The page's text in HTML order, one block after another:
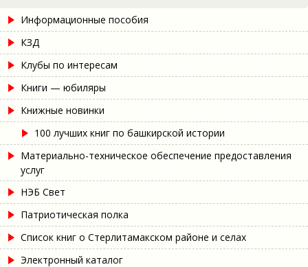
Информационные пособия
КЗД
Клубы по интересам
Книги — юбиляры
Книжные новинки
100 лучших книг по башкирской истории
Материально-техническое обеспечение предоставления
услуг
НЭБ Свет
Патриотическая полка
Список книг о Стерлитамакском районе и селах
Электронный каталог